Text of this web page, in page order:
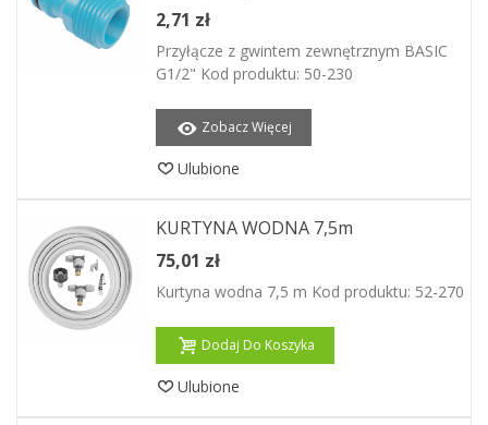
2,71 zł
Przyłącze z gwintem zewnętrznym BASIC
G1/2" Kod produktu: 50-230
Zobacz Więcej
Ulubione
KURTYNA WODNA 7,5m
75,01 zł
Kurtyna wodna 7,5 m Kod produktu: 52-270
Dodaj Do Koszyka
Ulubione